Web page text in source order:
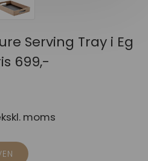
Serving Tray i Eg
699,-
moms